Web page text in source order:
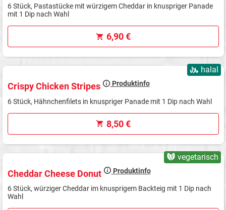
6 Stück, Pastastücke mit würzigem Cheddar in knuspriger Panade
mit 1 Dip nach Wahl
6,90 €
halal
Crispy Chicken Stripes Produktinfo
6 Stück, Hähnchenfilets in knuspriger Panade mit 1 Dip nach Wahl
8,50 €
vegetarisch
Cheddar Cheese Donut Produktinfo
6 Stück, würziger Cheddar im knusprigem Backteig mit 1 Dip nach
Wahl